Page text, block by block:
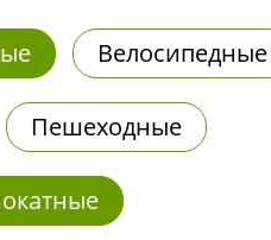
Велосипедные
Пешеходные